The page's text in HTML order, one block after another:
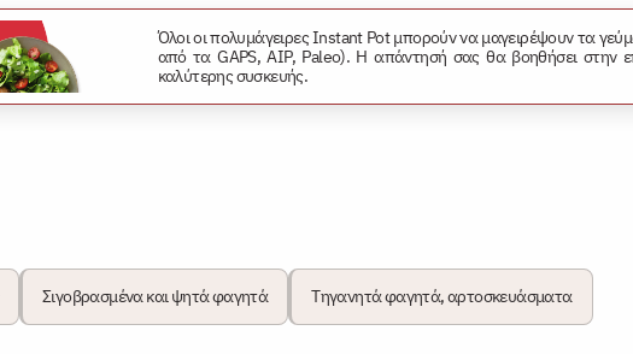
Όλοι οι πολυμάγειρες Instant Pot μπορούν να μαγειρέψουν τα
από τα GAPS, AIP, Paleo). Η απάντησή σας θα βοηθήσει στην
καλύτερης συσκευής.
Σιγοβρασμένα και ψητά φαγητά Τηγανητά φαγητά, αρτοσκευάσματα